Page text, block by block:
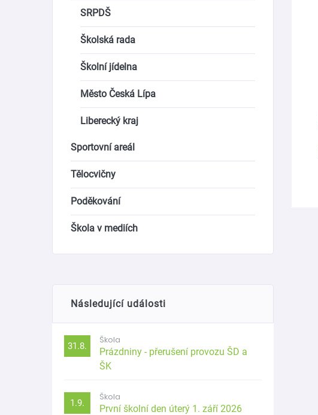
SRPDŠ
Školská rada
Školní jídelna
Město Česká Lípa
Liberecký kraj
Sportovní areál
Tělocvičny
Poděkování
Škola v mediích
Následující události
31.8.
Škola
Prázdniny - přerušení provozu ŠD a
ŠK
1.9.
Škola
První školní den úterý 1. září 2026